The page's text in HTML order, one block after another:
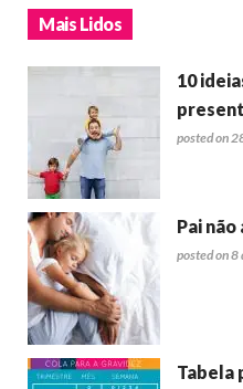
Mais Lidos
10
posted on
Pai não
posted on
Tabela